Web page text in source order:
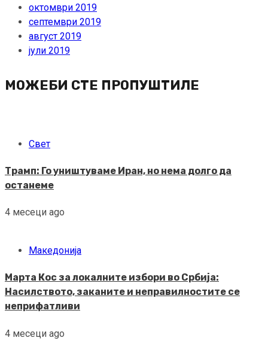
октомври 2019
септември 2019
август 2019
јули 2019
МОЖЕБИ СТЕ ПРОПУШТИЛЕ
Свет
Трамп: Го уништуваме Иран, но нема долго да
останеме
4 месеци ago
Македонија
Марта Кос за локалните избори во Србија:
Насилството, заканите и неправилностите се
неприфатливи
4 месеци ago